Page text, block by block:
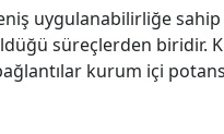
uygulanabilirliğe
süreçlerden biridir.
kurum içi